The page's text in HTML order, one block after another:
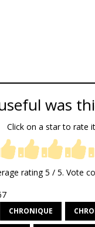
was
Click on a star to rate
rating5 / 5. Vote
CHRONIQUE